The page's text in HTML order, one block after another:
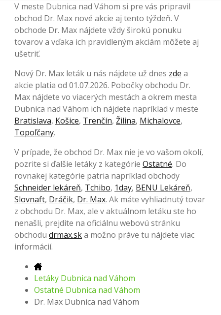
V meste Dubnica nad Váhom si pre vás pripravil
obchod Dr. Max nové akcie aj tento týždeň. V
obchode Dr. Max nájdete vždy širokú ponuku
tovarov a vďaka ich pravidleným akciám môžete aj
ušetriť.
Nový Dr. Max leták u nás nájdete už dnes zde a
akcie platia od 01.07.2026. Pobočky obchodu Dr.
Max nájdete vo viacerých mestách a okrem mesta
Dubnica nad Váhom ich nájdete napríklad v meste
Bratislava, Košice, Trenčín, Žilina, Michalovce,
Topoľčany.
V prípade, že obchod Dr. Max nie je vo vašom okolí,
pozrite si ďalšie letáky z kategórie Ostatné. Do
rovnakej kategórie patria napríklad obchody
Schneider lekáreň, Tchibo, 1day, BENU Lekáreň,
Slovnaft, Dráčik, Dr. Max. Ak máte vyhliadnutý tovar
z obchodu Dr. Max, ale v aktuálnom letáku ste ho
nenašli, prejdite na oficiálnu webovú stránku
obchodu drmax.ska možno práve tu nájdete viac
informácií.
Letáky Dubnica nad Váhom
Ostatné Dubnica nad Váhom
Dr. Max Dubnica nad Váhom